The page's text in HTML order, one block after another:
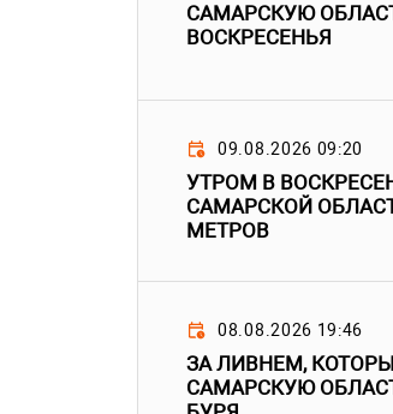
САМАРСКУЮ
ВОСКРЕСЕНЬЯ
09.08.2026 09:20
УТРОМ В
САМАРСКОЙ
МЕТРОВ
08.08.2026 19:46
ЗА ЛИВНЕМ,
САМАРСКУЮ